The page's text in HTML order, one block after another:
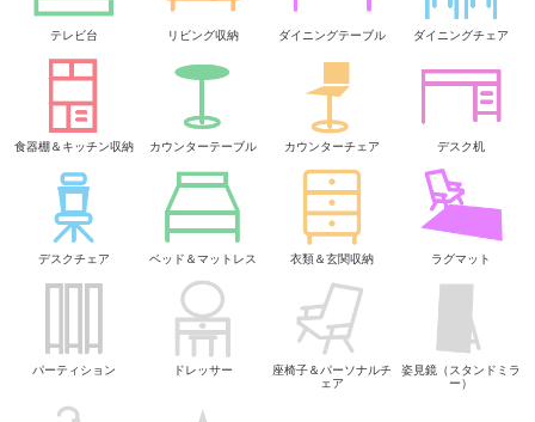
テレビ台 リビング収納 ダイニングテーブル ダイニングチェア
食器棚＆キッチン収納 カウンターテーブル カウンターチェア デスク机
デスクチェア ベッド＆マットレス 衣類＆玄関収納 ラグマット
パーティション ドレッサー
座椅子＆パーソナルチ
ェア
姿見鏡（スタンドミラ
ー）